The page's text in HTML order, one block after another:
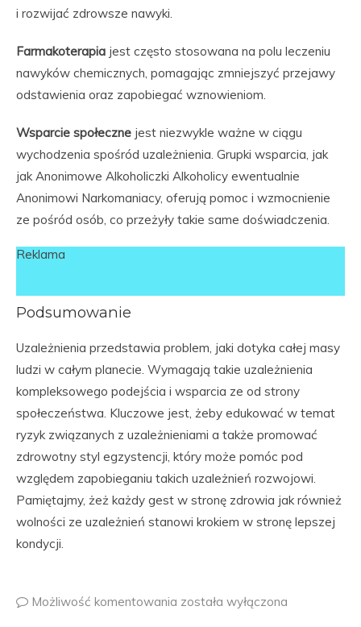
i rozwijać zdrowsze nawyki.
Farmakoterapia jest często stosowana na polu leczeniu
nawyków chemicznych, pomagając zmniejszyć przejawy
odstawienia oraz zapobiegać wznowieniom.
Wsparcie społeczne jest niezwykle ważne w ciągu
wychodzenia spośród uzależnienia. Grupki wsparcia, jak
jak Anonimowe Alkoholiczki Alkoholicy ewentualnie
Anonimowi Narkomaniacy, oferują pomoc i wzmocnienie
ze pośród osób, co przeżyły takie same doświadczenia.
Reklama
Podsumowanie
Uzależnienia przedstawia problem, jaki dotyka całej masy
ludzi w całym planecie. Wymagają takie uzależnienia
kompleksowego podejścia i wsparcia ze od strony
społeczeństwa. Kluczowe jest, żeby edukować w temat
ryzyk związanych z uzależnieniami a także promować
zdrowotny styl egzystencji, który może pomóc pod
względem zapobieganiu takich uzależnień rozwojowi.
Pamiętajmy, żeż każdy gest w stronę zdrowia jak również
wolności ze uzależnień stanowi krokiem w stronę lepszej
kondycji.
Możliwość komentowania została wyłączona